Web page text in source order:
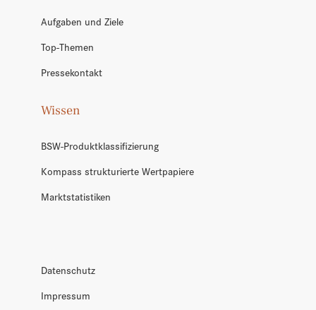
Aufgaben und Ziele
Top-Themen
Pressekontakt
Wissen
BSW-Produktklassifizierung
Kompass strukturierte Wertpapiere
Marktstatistiken
Datenschutz
Impressum